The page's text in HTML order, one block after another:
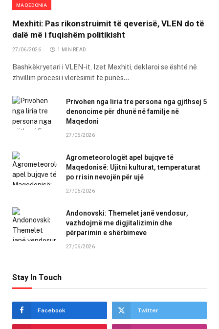
MAQEDONIA
Mexhiti: Pas rikonstruimit të qeverisë, VLEN do të
dalë më i fuqishëm politikisht
27/06/2026 1 MIN READ
Bashkëkryetari i VLEN-it, Izet Mexhiti, deklaroi se është në
zhvillim procesi i vlerësimit të punës…
Privohen nga liria tre persona nga gjithsej 5
denoncime për dhunë në familje në
Maqedoni
27/06/2026
Agrometeorologët apel bujqve të
Maqedonisë: Ujitni kulturat, temperaturat
po rrisin nevojën për ujë
27/06/2026
Andonovski: Themelet janë vendosur,
vazhdojmë me digjitalizimin dhe
përparimin e shërbimeve
27/06/2026
Stay In Touch
Facebook Twitter